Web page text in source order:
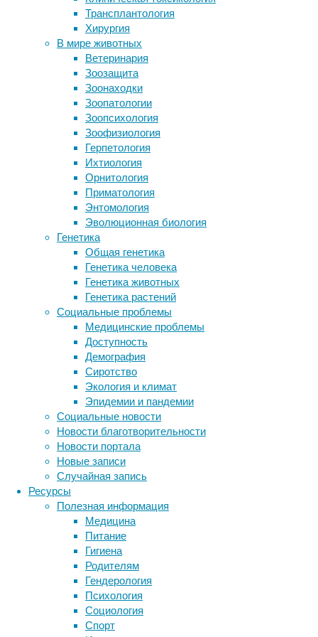
Трансплантология
Хирургия
В мире животных
Ветеринария
Зоозащита
Зоонаходки
Зоопатологии
Зоопсихология
Зоофизиология
Герпетология
Ихтиология
Орнитология
Приматология
Энтомология
Эволюционная биология
Генетика
Общая генетика
Генетика человека
Генетика животных
Генетика растений
Социальные проблемы
Медицинские проблемы
Доступность
Демография
Сиротство
Экология и климат
Эпидемии и пандемии
Социальные новости
Новости благотворительности
Новости портала
Новые записи
Случайная запись
Ресурсы
Полезная информация
Медицина
Питание
Гигиена
Родителям
Гендерология
Психология
Социология
Спорт
медицина,
эндокринология
Травмы
хронические
заболевания
оборачиваются
фиброзом:
здоровая
ткань,
которая
прежде
выполняла
какую-
функцию,
заполняется
соединительной
тканью.
Образуется
рубец,
который
просто
заполняет
повреждённое
место
никакой
полезной
функции
не
выполняет.
Соответственно,
нарушается
Снижение смертности населения
отложили до лучших времен
Присутствие детей повлияло на
щедрость взрослых
Генетическое «лекарство» для травм
головного и спинного мозга
Как мозг учится ездить в метро
Следите за новостями
Метки